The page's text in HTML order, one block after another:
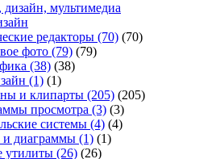
дизайн, мультимедиа
редакторы (70) (70)
фото (79) (79)
(38) (38)
(1) (1)
и клипарты (205) (205)
просмотра (3) (3)
системы (4) (4)
диаграммы (1) (1)
утилиты (26) (26)